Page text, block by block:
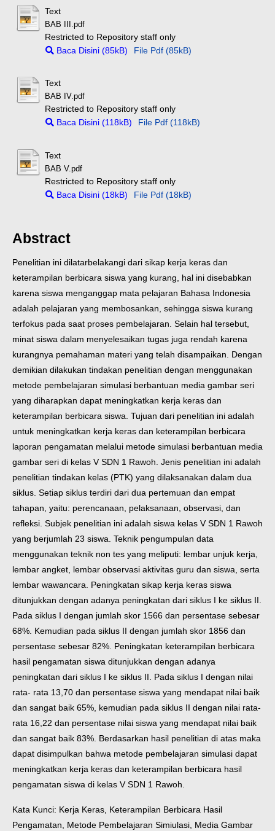
Text
BAB III.pdf
Restricted to Repository staff only
Baca Disini (85kB)
File Pdf (85kB)
Text
BAB IV.pdf
Restricted to Repository staff only
Baca Disini (118kB)
File Pdf (118kB)
Text
BAB V.pdf
Restricted to Repository staff only
Baca Disini (18kB)
File Pdf (18kB)
Abstract
Penelitian ini dilatarbelakangi dari sikap kerja keras dan
keterampilan berbicara siswa yang kurang, hal ini disebabkan
karena siswa menganggap mata pelajaran Bahasa Indonesia
adalah pelajaran yang membosankan, sehingga siswa kurang
terfokus pada saat proses pembelajaran. Selain hal tersebut,
minat siswa dalam menyelesaikan tugas juga rendah karena
kurangnya pemahaman materi yang telah disampaikan. Dengan
demikian dilakukan tindakan penelitian dengan menggunakan
metode pembelajaran simulasi berbantuan media gambar seri
yang diharapkan dapat meningkatkan kerja keras dan
keterampilan berbicara siswa. Tujuan dari penelitian ini adalah
untuk meningkatkan kerja keras dan keterampilan berbicara
laporan pengamatan melalui metode simulasi berbantuan media
gambar seri di kelas V SDN 1 Rawoh. Jenis penelitian ini adalah
penelitian tindakan kelas (PTK) yang dilaksanakan dalam dua
siklus. Setiap siklus terdiri dari dua pertemuan dan empat
tahapan, yaitu: perencanaan, pelaksanaan, observasi, dan
refleksi. Subjek penelitian ini adalah siswa kelas V SDN 1 Rawoh
yang berjumlah 23 siswa. Teknik pengumpulan data
menggunakan teknik non tes yang meliputi: lembar unjuk kerja,
lembar angket, lembar observasi aktivitas guru dan siswa, serta
lembar wawancara. Peningkatan sikap kerja keras siswa
ditunjukkan dengan adanya peningkatan dari siklus I ke siklus II.
Pada siklus I dengan jumlah skor 1566 dan persentase sebesar
68%. Kemudian pada siklus II dengan jumlah skor 1856 dan
persentase sebesar 82%. Peningkatan keterampilan berbicara
hasil pengamatan siswa ditunjukkan dengan adanya
peningkatan dari siklus I ke siklus II. Pada siklus I dengan nilai
rata- rata 13,70 dan persentase siswa yang mendapat nilai baik
dan sangat baik 65%, kemudian pada siklus II dengan nilai rata-
rata 16,22 dan persentase nilai siswa yang mendapat nilai baik
dan sangat baik 83%. Berdasarkan hasil penelitian di atas maka
dapat disimpulkan bahwa metode pembelajaran simulasi dapat
meningkatkan kerja keras dan keterampilan berbicara hasil
pengamatan siswa di kelas V SDN 1 Rawoh.
Kata Kunci: Kerja Keras, Keterampilan Berbicara Hasil
Pengamatan, Metode Pembelajaran Simiulasi, Media Gambar